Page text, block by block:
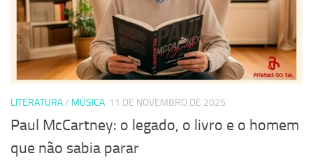
LITERATURA/ MÚSICA 11 DE NOVEMBRO DE 2025
Paul McCartney: o legado, o livro e o homem
que não sabia parar